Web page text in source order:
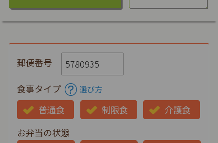
郵便番号
食事タイプ 選び方
普通食 制限食
介護食
お弁当の状態